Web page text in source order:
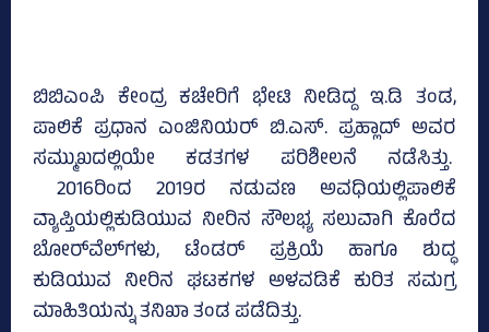
ಬಿಬಿಎಂಪಿ ಕೇಂದ್ರ ಕಚೇರಿಗೆ ಭೇಟಿ ನೀಡಿದ್ದ ಇ.ಡಿ ತಂಡ,
ಪಾಲಿಕೆ ಪ್ರಧಾನ ಎಂಜಿನಿಯರ್‌ ಬಿ.ಎಸ್‌. ಪ್ರಹ್ಲಾದ್‌ ಅವರ
ಸಮ್ಮುಖದಲ್ಲಿಯೇ ಕಡತಗಳ ಪರಿಶೀಲನೆ ನಡೆಸಿತ್ತು.
2016ರಿಂದ 2019ರ ನಡುವಣ ಅವಧಿಯಲ್ಲಿಪಾಲಿಕೆ
ವ್ಯಾಪ್ತಿಯಲ್ಲಿಕುಡಿಯುವ ನೀರಿನ ಸೌಲಭ್ಯ ಸಲುವಾಗಿ ಕೊರೆದ
ಬೋರ್‌ವೆಲ್‌ಗಳು, ಟೆಂಡರ್‌ ಪ್ರಕ್ರಿಯೆ ಹಾಗೂ ಶುದ್ಧ
ಕುಡಿಯುವ ನೀರಿನ ಘಟಕಗಳ ಅಳವಡಿಕೆ ಕುರಿತ ಸಮಗ್ರ
ಮಾಹಿತಿಯನ್ನು ತನಿಖಾ ತಂಡ ಪಡೆದಿತ್ತು.